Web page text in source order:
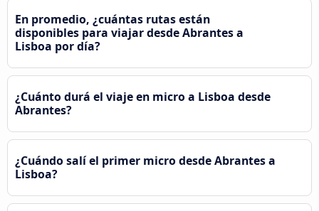
En promedio, ¿cuántas rutas están
disponibles para viajar desde Abrantes a
Lisboa por día?
¿Cuánto durá el viaje en micro a Lisboa desde
Abrantes?
¿Cuándo salí el primer micro desde Abrantes a
Lisboa?